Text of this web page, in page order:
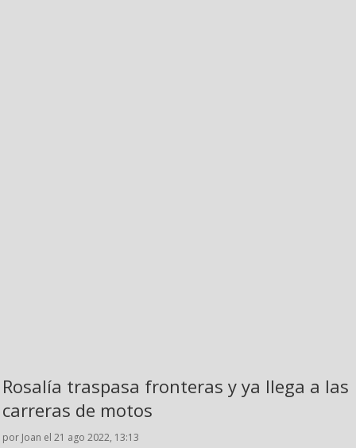
Rosalía traspasa fronteras y ya llega a las
carreras de motos
por Joan el 21 ago 2022, 13:13